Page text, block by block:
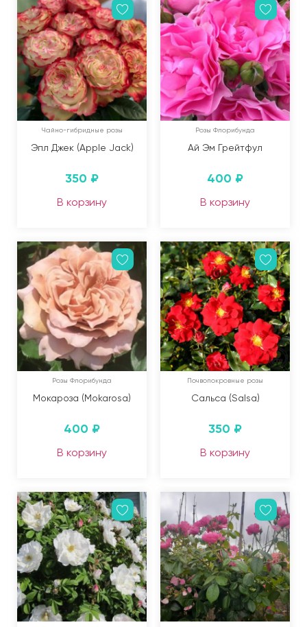
Чайно-гибридные розы
Эпл Джек (Apple Jack)
350 ₽
В корзину
Розы Флорибунда
Ай Эм Грейтфул
400 ₽
В корзину
Розы Флорибунда
Мокароза (Mokarosa)
400 ₽
В корзину
Почвопокровные розы
Сальса (Salsa)
350 ₽
В корзину